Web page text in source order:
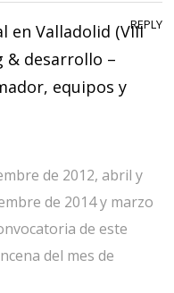
en Valladolid (VIII
& desarrollo –
equipos y
de 2012, abril y
de 2014 y marzo
de este
del mes de
REPLY